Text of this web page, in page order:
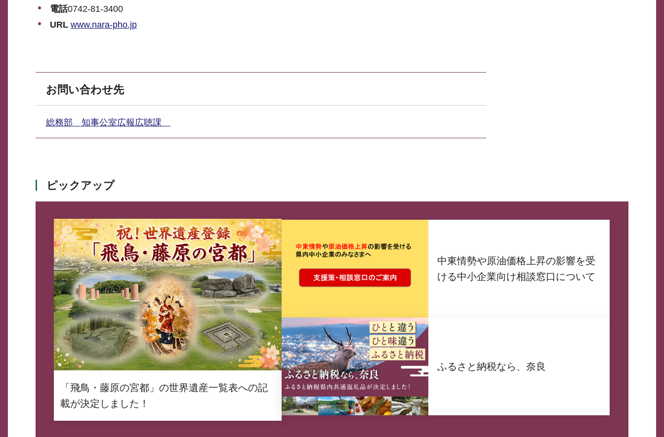
電話0742-81-3400
URL www.nara-pho.jp
お問い合わせ先
総務部 知事公室広報広聴課
ピックアップ
「飛鳥・藤原の宮都」の世界遺産一覧表への記
載が決定しました！
中東情勢や原油価格上昇の影響を受
ける中小企業向け相談窓口について
ふるさと納税なら、奈良